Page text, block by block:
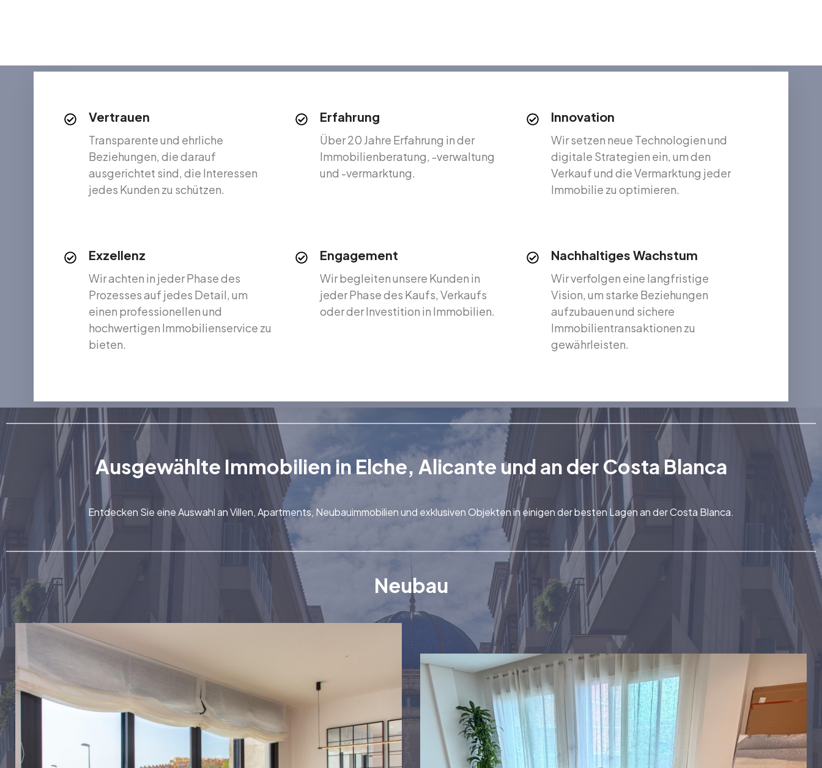
transparenten und effizienten Service.
Vertrauen
Transparente und ehrliche
Beziehungen, die darauf
ausgerichtet sind, die Interessen
jedes Kunden zu schützen.
Erfahrung
Über 20 Jahre Erfahrung in der
Immobilienberatung, -verwaltung
und -vermarktung.
Innovation
Wir setzen neue Technologien und
digitale Strategien ein, um den
Verkauf und die Vermarktung jeder
Immobilie zu optimieren.
Exzellenz
Wir achten in jeder Phase des
Prozesses auf jedes Detail, um
einen professionellen und
hochwertigen Immobilienservice zu
bieten.
Engagement
Wir begleiten unsere Kunden in
jeder Phase des Kaufs, Verkaufs
oder der Investition in Immobilien.
Nachhaltiges Wachstum
Wir verfolgen eine langfristige
Vision, um starke Beziehungen
aufzubauen und sichere
Immobilientransaktionen zu
gewährleisten.
Ausgewählte Immobilien in Elche, Alicante und an der Costa Blanca
Entdecken Sie eine Auswahl an Villen, Apartments, Neubauimmobilien und exklusiven Objekten in einigen der besten Lagen an der Costa Blanca.
Neubau